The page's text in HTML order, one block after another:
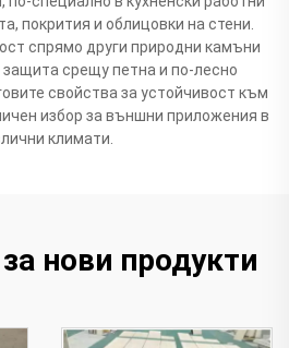
покрития и облицовки на стени.
спрямо други природни камъни
срещу петна и по-лесно
свойства за устойчивост към
избор за външни приложения в
климати.
нови продукти